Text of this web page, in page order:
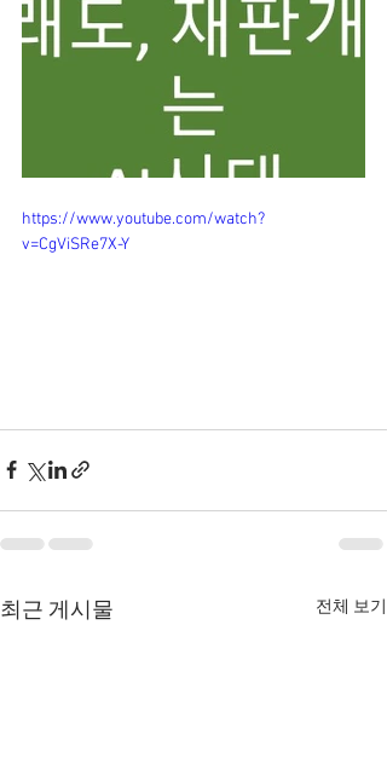
https://www.youtube.com/watch?
v=CgViSRe7X-Y
최근 게시물 전체 보기